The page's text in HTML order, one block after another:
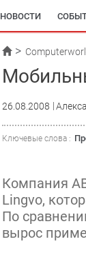
НОВОСТИ
26.08.2008
Ключевые слова :
Компания
Lingvo,
По
вырос